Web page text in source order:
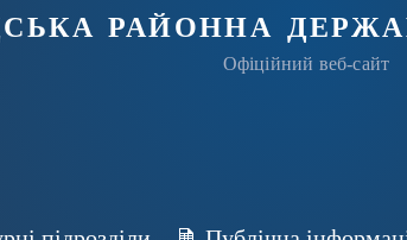
районна
Офіційний веб-сайт